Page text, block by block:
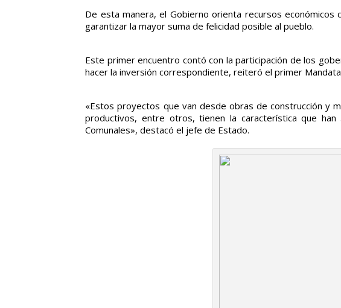
De esta manera, el Gobierno orienta recursos
garantizar la mayor suma de felicidad posible al pueblo.
Este primer encuentro contó con la participación de los
hacer la inversión correspondiente, reiteró el primer
«Estos proyectos que van desde obras de construcción y
productivos, entre otros, tienen la característica que han
Comunales», destacó el jefe de Estado.